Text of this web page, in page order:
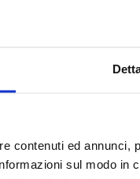
contenuti ed
sul modo